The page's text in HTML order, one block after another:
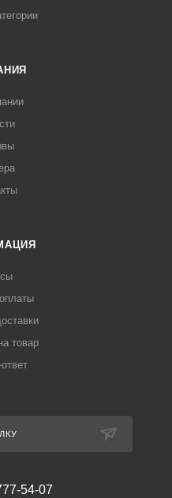
товар
54-07